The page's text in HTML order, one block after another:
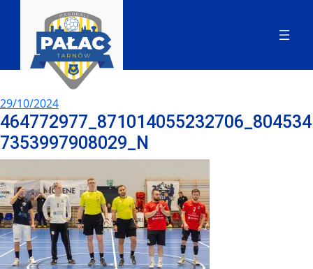
29/10/2024
464772977_871014055232706_804534
7353997908029_N